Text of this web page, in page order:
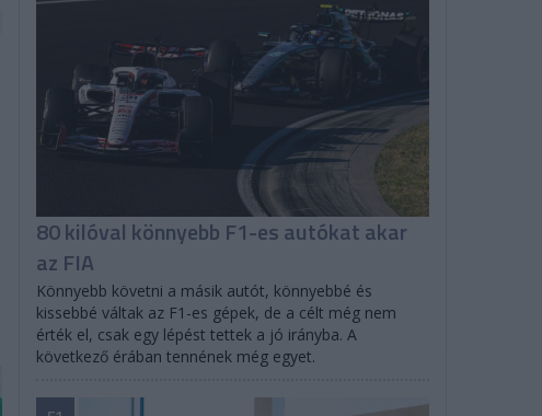
80 kilóval könnyebb F1-es autókat akar
az FIA
Könnyebb követni a másik autót, könnyebbé és
kissebbé váltak az F1-es gépek, de a célt még nem
érték el, csak egy lépést tettek a jó irányba. A
következő érában tennének még egyet.